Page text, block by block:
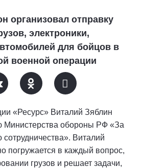
организовал отправку
электроники,
для бойцов в
военной операции
«Ресурс» Виталий Зяблин
Министерства обороны РФ «За
сотрудничества». Виталий
погружается в каждый вопрос,
грузов и решает задачи,